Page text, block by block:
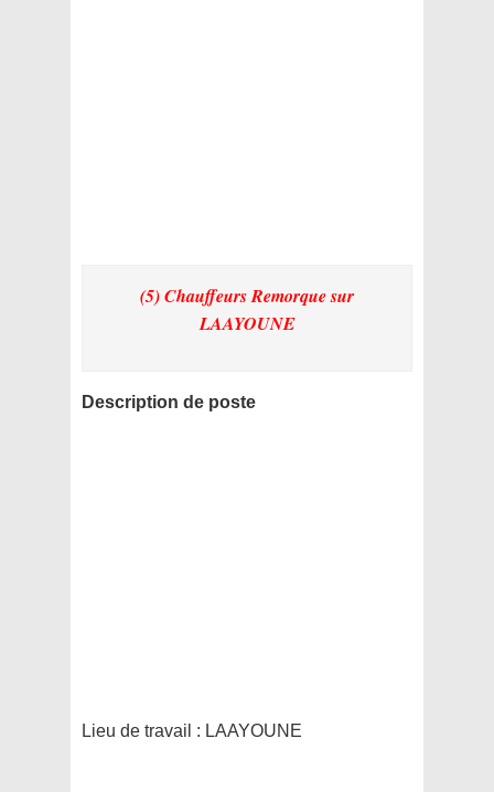
(5) Chauffeurs Remorquesur
LAAYOUNE
Description de poste
Lieu de travail : LAAYOUNE